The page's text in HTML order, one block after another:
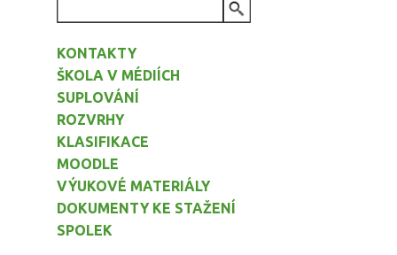
KONTAKTY
ŠKOLA V MÉDIÍCH
SUPLOVÁNÍ
ROZVRHY
KLASIFIKACE
MOODLE
VÝUKOVÉ MATERIÁLY
DOKUMENTY KE STAŽENÍ
SPOLEK